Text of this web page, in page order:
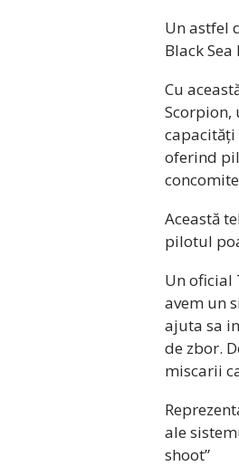
Un astfel
Black Sea
Cu
Scorpion,
capacități
oferind
Această
pilotul
Un oficial
avem un
ajuta sa
de zbor.
miscarii
ale
shoot”